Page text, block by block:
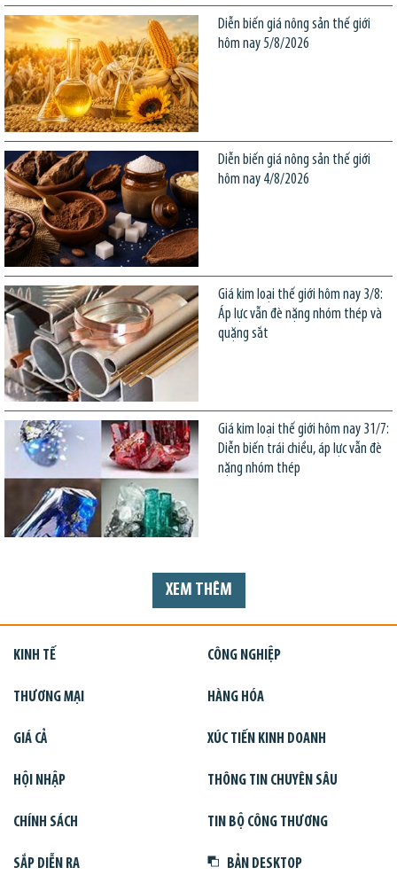
Diễn biến giá nông sản thế giới
hôm nay 5/8/2026
Diễn biến giá nông sản thế giới
hôm nay 4/8/2026
Giá kim loại thế giới hôm nay 3/8:
Áp lực vẫn đè nặng nhóm thép và
quặng sắt
Giá kim loại thế giới hôm nay 31/7:
Diễn biến trái chiều, áp lực vẫn đè
nặng nhóm thép
XEM THÊM
KINH TẾ CÔNG NGHIỆP
THƯƠNG MẠI HÀNG HÓA
GIÁ CẢ XÚC TIẾN KINH DOANH
HỘI NHẬP THÔNG TIN CHUYÊN SÂU
CHÍNH SÁCH TIN BỘ CÔNG THƯƠNG
SẮP DIỄN RA BẢN DESKTOP